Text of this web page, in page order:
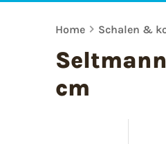
Home Schalen &
cm